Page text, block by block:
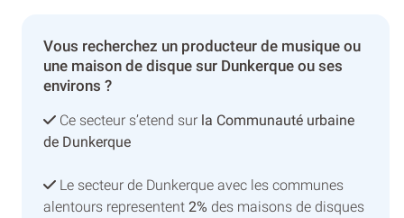
Vous recherchez un producteur de musique ou
une maison de disque sur Dunkerque ou ses
environs ?
Ce secteur s’etend sur la Communauté urbaine
de Dunkerque
Le secteur de Dunkerque avec les communes
alentours representent 2% des maisons de disques